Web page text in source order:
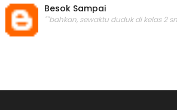
Besok Sampai
""bahkan, sewaktu duduk di kelas 2